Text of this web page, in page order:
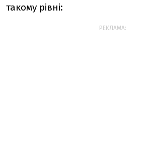
такому рівні:
РЕКЛАМА: